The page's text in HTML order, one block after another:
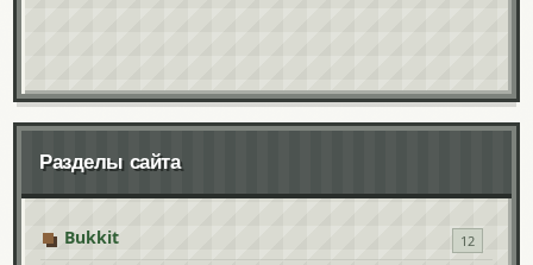
Разделы сайта
Bukkit 12